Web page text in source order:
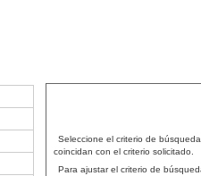
Seleccione el criterio de
coincidan con el criterio solicitado.
Para ajustar el criterio de